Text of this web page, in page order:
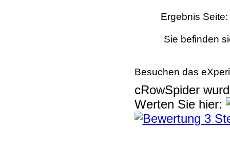
Ergebnis Seite:
Sie befinden
Besuchen das
cRowSpider
Werten Sie hier: